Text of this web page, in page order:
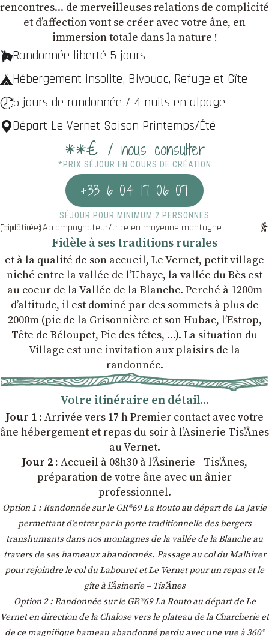
rencontres... de merveilleuses relations de complicité
et dʼaffection vont se créer avec votre âne, en
immersion totale dans la nature !
Randonnée liberté 5 jours
Hébergement insolite, Bivouac, Refuge et Gîte
5 jours de randonnée / 4 nuits en alpage
Départ Le Vernet Saison Printemps/Été
**€ / nous consulter
*PRIX SÉJOUR EN COURS DE CRÉATION
+33 6 04 17 06 07
SÉJOUR POUR MINIMUM 2 PERSONNES
En option : Accompagnateur/trice en moyenne montagne (diplômée)
Fidèle à ses traditions rurales
et à la qualité de son accueil, Le Vernet, petit village
niché entre la vallée de l’Ubaye, la vallée du Bès est
au coeur de la Vallée de la Blanche. Perché à 1200m
d’altitude, il est dominé par des sommets à plus de
2000m (pic de la Grisonnière et son Hubac, l’Estrop,
Tête de Béloupet, Pic des têtes, ...). La situation du
Village est une invitation aux plaisirs de la
randonnée.
Votre itinéraire en détail...
Jour 1 : Arrivée vers 17 h Premier contact avec votre
âne hébergement et repas du soir à l’Asinerie Tis’Ânes
au Vernet.
Jour 2 : Accueil à 08h30 à l’Âsinerie - Tis’Ânes,
préparation de votre âne avec un ânier
professionnel.
Option 1 : Randonnée sur le GR®69 La Routo au départ de La Javie
permettant d’entrer par la porte traditionnelle des bergers
transhumants dans nos montagnes de la vallée de la Blanche au
travers de ses hameaux abandonnés. Passage au col du Malhiver
pour rejoindre le col du Labouret et Le Vernet pour un repas et le
gîte à l’Âsinerie – Tis’Ânes
Option 2 : Randonnée sur le GR®69 La Routo au départ de Le
Vernet en direction de la Chalose vers le plateau de la Charcherie et
de ce magnifique hameau abandonné perdu avec une vue à 360°